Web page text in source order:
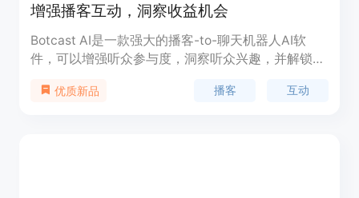
增强播客互动，洞察收益机会
Botcast AI是一款强大的播客-to-聊天机器人AI软
件，可以增强听众参与度，洞察听众兴趣，并解锁新
听众的互动问答，自动生成节目摘要和引用，以及提
优质新品 播客 互动